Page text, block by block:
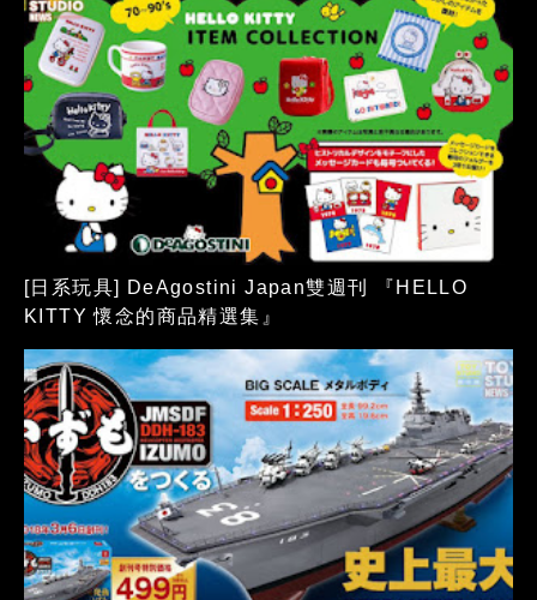
[日系玩具] DeAgostini Japan雙週刊 『HELLO
KITTY 懷念的商品精選集』